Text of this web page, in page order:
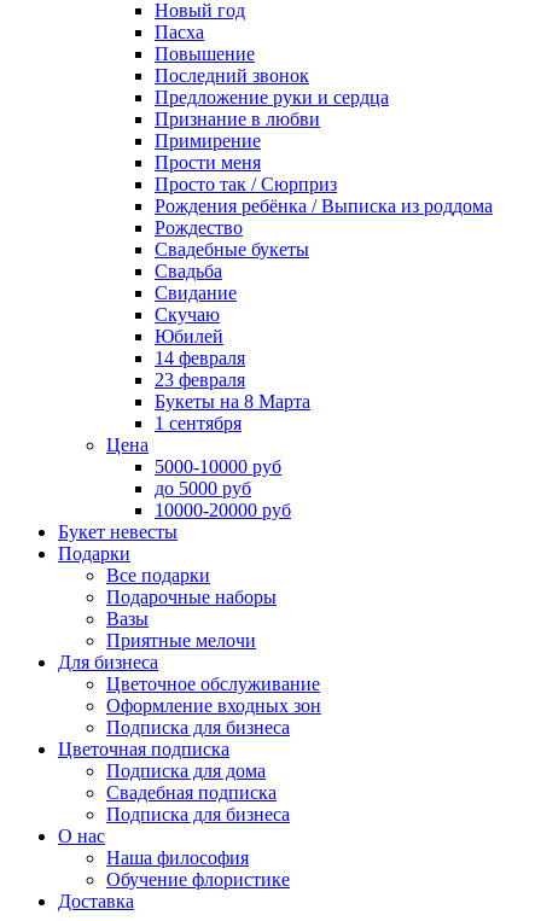
Новый год
Пасха
Повышение
Последний звонок
Предложение руки и сердца
Признание в любви
Примирение
Прости меня
Просто так / Сюрприз
Рождения ребёнка / Выписка из роддома
Рождество
Свадебные букеты
Свадьба
Свидание
Скучаю
Юбилей
14 февраля
23 февраля
Букеты на 8 Марта
1 сентября
Цена
5000-10000 руб
до 5000 руб
10000-20000 руб
Букет невесты
Подарки
Все подарки
Подарочные наборы
Вазы
Приятные мелочи
Для бизнеса
Цветочное обслуживание
Оформление входных зон
Подписка для бизнеса
Цветочная подписка
Подписка для дома
Свадебная подписка
Подписка для бизнеса
О нас
Наша философия
Обучение флористике
Доставка